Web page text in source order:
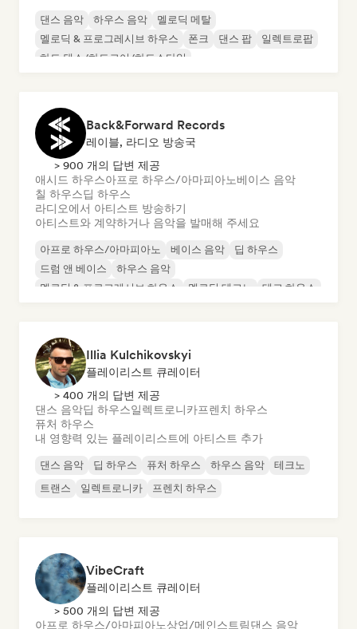
댄스 음악 하우스 음악
멜로딕 메탈
멜로딕 & 프로그레시브 하우스
폰크 댄스 팝
일렉트로팝
하드 댄스/하드코어/하드스타일
Back&Forward Records
레이블, 라디오 방송국
> 900 개의 답변 제공
애시드 하우스아프로 하우스/아마피아노베이스 음악
칠 하우스딥 하우스
라디오에서 아티스트 방송하기
아티스트와 계약하거나 음악을 발매해 주세요
아프로 하우스/아마피아노 베이스 음악
딥 하우스
드럼 앤 베이스
하우스 음악
멜로딕 & 프로그레시브 하우스
멜로딕 테크노 테크 하우스
Illia Kulchikovskyi
플레이리스트 큐레이터
> 400 개의 답변 제공
댄스 음악딥 하우스일렉트로니카프렌치 하우스
퓨처 하우스
내 영향력 있는 플레이리스트에 아티스트 추가
댄스 음악 딥 하우스 퓨처 하우스 하우스 음악
테크노
트랜스
일렉트로니카 프렌치 하우스
VibeCraft
플레이리스트 큐레이터
> 500 개의 답변 제공
아프로 하우스/아마피아노상업/메인스트림댄스 음악